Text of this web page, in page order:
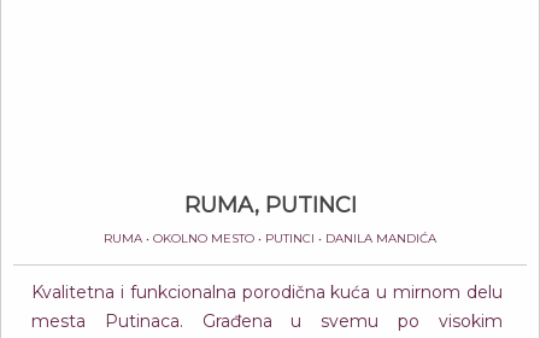
RUMA, PUTINCI
RUMA • OKOLNO MESTO • PUTINCI • DANILA MANDIĆA
Kvalitetna i funkcionalna porodična kuća u mirnom delu
mesta Putinaca. Građena u svemu po visokim